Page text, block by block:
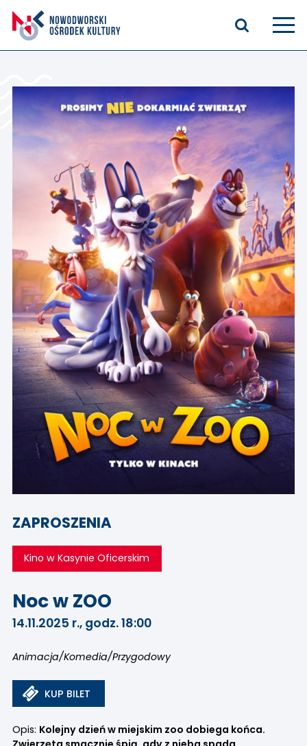
Kasyno Oficerskie
Kino
Zajęcia stałe
O nas
ZAPROSZENIA
Kino w Kasynie Oficerskim
Noc w ZOO
14.11.2025 r., godz. 18:00
Animacja/Komedia/Przygodowy
KUP BILET
Opis: Kolejny dzień w miejskim zoo dobiega końca.